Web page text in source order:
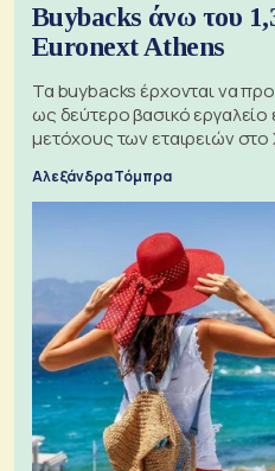
Buybacks άνω του
Euronext Athens
Τα buybacks έρχονται να
ως δεύτερο βασικό
μετόχους των εταιρειών
Αλεξάνδρα Τόμπρα